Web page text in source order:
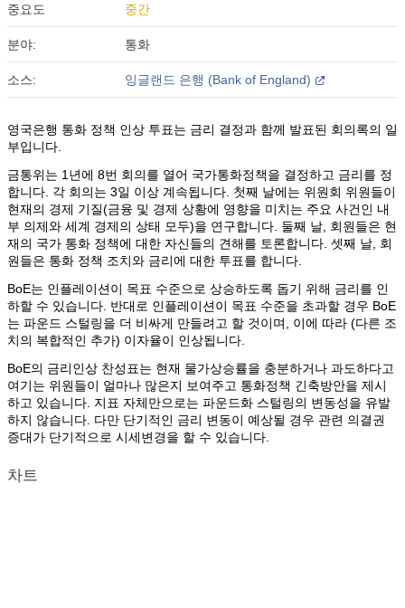
중요도 중간
분야: 통화
소스: 잉글랜드 은행 (Bank of England)
영국은행 통화 정책 인상 투표는 금리 결정과 함께 발표된 회의록의 일
부입니다.
금통위는 1년에 8번 회의를 열어 국가통화정책을 결정하고 금리를 정
합니다. 각 회의는 3일 이상 계속됩니다. 첫째 날에는 위원회 위원들이
현재의 경제 기질(금융 및 경제 상황에 영향을 미치는 주요 사건인 내
부 의제와 세계 경제의 상태 모두)을 연구합니다. 둘째 날, 회원들은 현
재의 국가 통화 정책에 대한 자신들의 견해를 토론합니다. 셋째 날, 회
원들은 통화 정책 조치와 금리에 대한 투표를 합니다.
BoE는 인플레이션이 목표 수준으로 상승하도록 돕기 위해 금리를 인
하할 수 있습니다. 반대로 인플레이션이 목표 수준을 초과할 경우 BoE
는 파운드 스털링을 더 비싸게 만들려고 할 것이며, 이에 따라 (다른 조
치의 복합적인 추가) 이자율이 인상됩니다.
BoE의 금리인상 찬성표는 현재 물가상승률을 충분하거나 과도하다고
여기는 위원들이 얼마나 많은지 보여주고 통화정책 긴축방안을 제시
하고 있습니다. 지표 자체만으로는 파운드화 스털링의 변동성을 유발
하지 않습니다. 다만 단기적인 금리 변동이 예상될 경우 관련 의결권
증대가 단기적으로 시세변경을 할 수 있습니다.
차트